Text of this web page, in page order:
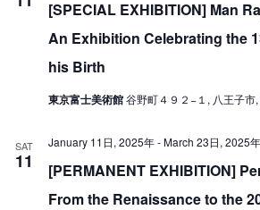
[SPECIAL EXHIBITION] Man
An Exhibition Celebrating the
his Birth
東京富士美術館谷野町４９２−１, 八王子市
SAT
11
[PERMANENT EXHIBITION]
From the Renaissance to the
January 11日, 2025年-March 23日, 2025年